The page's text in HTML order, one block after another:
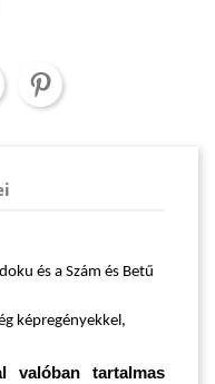
és a Szám és Betű
képregényekkel,
valóban tartalmas